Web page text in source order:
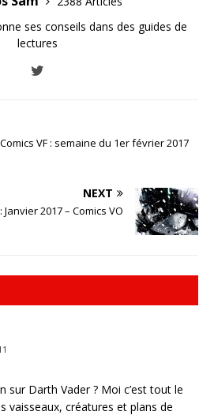
ses conseils dans des guides de
lectures
VF : semaine du 1er février 2017
NEXT
2017 – Comics VO
sur Darth Vader ? Moi c’est tout le
vaisseaux, créatures et plans de